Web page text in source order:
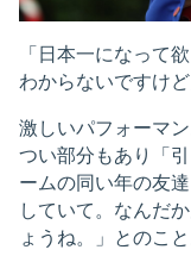
「日本一になって
わからないですけど
激しいパフォーマ
つい部分もあり「
ームの同い年の友
していて。なんだ
ょうね。」とのこと